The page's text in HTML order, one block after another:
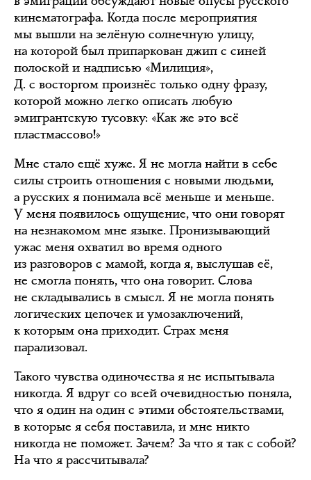
кинематографа. Когда после мероприятия
мы вышли на зелёную солнечную улицу,
на которой был припаркован джип с синей
полоской и надписью «Милиция»,
Д. с восторгом произнёс только одну фразу,
которой можно легко описать любую
эмигрантскую тусовку: «Как же это всё
пластмассово!»
Мне стало ещё хуже. Я не могла найти в себе
силы строить отношения с новыми людьми,
а русских я понимала всё меньше и меньше.
У меня появилось ощущение, что они говорят
на незнакомом мне языке. Пронизывающий
ужас меня охватил во время одного
из разговоров с мамой, когда я, выслушав её,
не смогла понять, что она говорит. Слова
не складывались в смысл. Я не могла понять
логических цепочек и умозаключений,
к которым она приходит. Страх меня
парализовал.
Такого чувства одиночества я не испытывала
никогда. Я вдруг со всей очевидностью поняла,
что я один на один с этими обстоятельствами,
в которые я себя поставила, и мне никто
никогда не поможет. Зачем? За что я так с собой?
На что я рассчитывала?